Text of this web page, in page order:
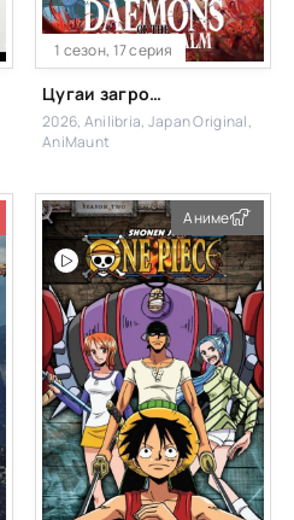
1 сезон, 17 серия
Цугаи загробного мира
2026, Anilibria, Japan Original,
AniMaunt
Аниме